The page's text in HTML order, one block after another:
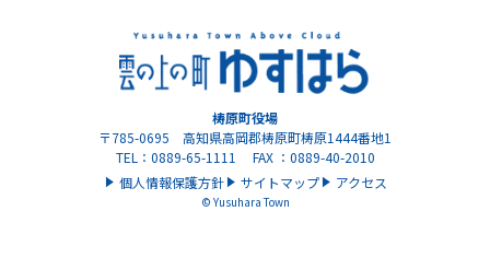
梼原町役場
〒785-0695 高知県高岡郡梼原町梼原1444番地1
TEL：0889-65-1111 FAX ：0889-40-2010
個人情報保護方針
サイトマップ アクセス
© Yusuhara Town